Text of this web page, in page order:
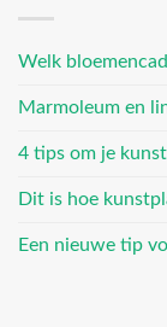
Welk
Marmoleum en
4 tips om je
Dit is hoe
Een nieuwe tip